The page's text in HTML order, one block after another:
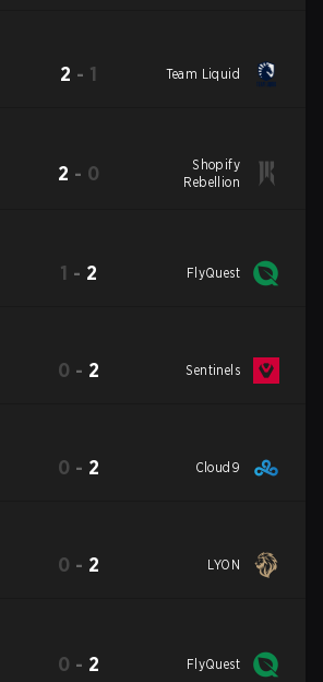
2 - 1 Team Liquid
2 - 0
Shopify
Rebellion
1 - 2 FlyQuest
0 - 2 Sentinels
0 - 2 Cloud9
0 - 2 LYON
0 - 2 FlyQuest